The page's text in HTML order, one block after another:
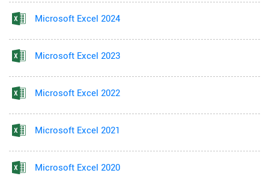
Microsoft Excel 2024
Microsoft Excel 2023
Microsoft Excel 2022
Microsoft Excel 2021
Microsoft Excel 2020